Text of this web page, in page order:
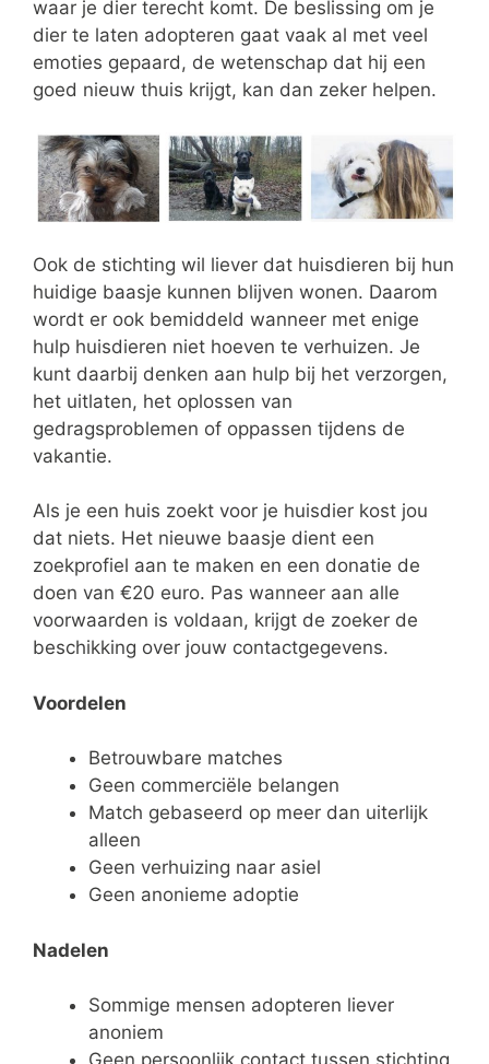
waar je dier terecht komt. De beslissing om je
dier te laten adopteren gaat vaak al met veel
emoties gepaard, de wetenschap dat hij een
goed nieuw thuis krijgt, kan dan zeker helpen.
Ook de stichting wil liever dat huisdieren bij hun
huidige baasje kunnen blijven wonen. Daarom
wordt er ook bemiddeld wanneer met enige
hulp huisdieren niet hoeven te verhuizen. Je
kunt daarbij denken aan hulp bij het verzorgen,
het uitlaten, het oplossen van
gedragsproblemen of oppassen tijdens de
vakantie.
Als je een huis zoekt voor je huisdier kost jou
dat niets. Het nieuwe baasje dient een
zoekprofiel aan te maken en een donatie de
doen van €20 euro. Pas wanneer aan alle
voorwaarden is voldaan, krijgt de zoeker de
beschikking over jouw contactgegevens.
Voordelen
Betrouwbare matches
Geen commerciële belangen
Match gebaseerd op meer dan uiterlijk
alleen
Geen verhuizing naar asiel
Geen anonieme adoptie
Nadelen
Sommige mensen adopteren liever
anoniem